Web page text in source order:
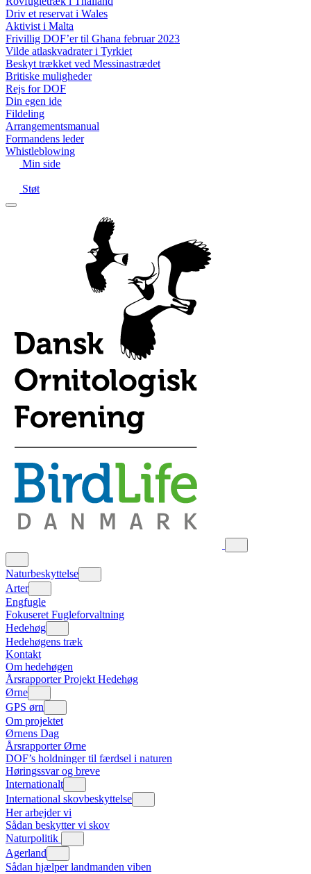
Driv et reservat i Wales
Aktivist i Malta
Frivillig DOF’er til Ghana februar 2023
Vilde atlaskvadrater i Tyrkiet
Beskyt trækket ved Messinastrædet
Britiske muligheder
Rejs for DOF
Din egen ide
Fildeling
Arrangementsmanual
Formandens leder
Whistleblowing
Min side
Støt
Naturbeskyttelse
Arter
Engfugle
Fokuseret Fugleforvaltning
Hedehøg
Hedehøgens træk
Kontakt
Om hedehøgen
Årsrapporter Projekt Hedehøg
Ørne
GPS ørn
Om projektet
Ørnens Dag
Årsrapporter Ørne
DOF’s holdninger til færdsel i naturen
Høringssvar og breve
Internationalt
International skovbeskyttelse
Her arbejder vi
Sådan beskytter vi skov
Naturpolitik
Agerland
Sådan hjælper landmanden viben